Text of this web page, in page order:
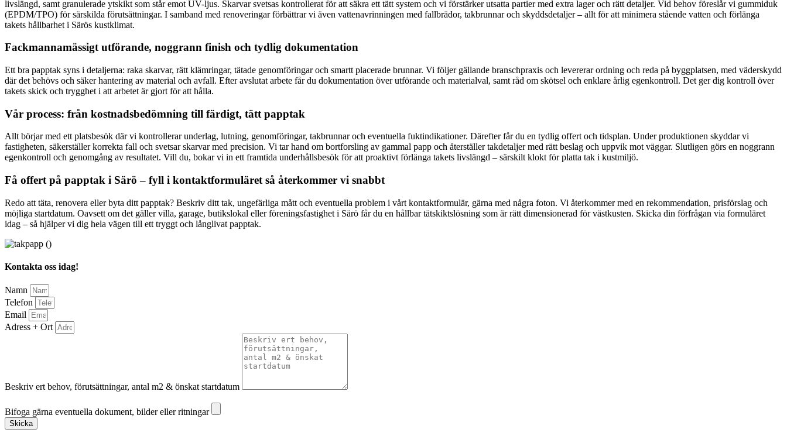
livslängd, samt granulerade ytskikt som står emot UV-ljus. Skarvar svetsas kontrollerat för att säkra ett tätt system och vi förstärker utsatta partier med extra lager och rätt detaljer. Vid behov föreslår vi gummiduk
(EPDM/TPO) för särskilda förutsättningar. I samband med renoveringar förbättrar vi även vattenavrinningen med fallbrädor, takbrunnar och skyddsdetaljer – allt för att minimera stående vatten och förlänga
takets hållbarhet i Särös kustklimat.
Fackmannamässigt utförande, noggrann finish och tydlig dokumentation
Ett bra papptak syns i detaljerna: raka skarvar, rätt klämringar, tätade genomföringar och smartt placerade brunnar. Vi följer gällande branschpraxis och levererar ordning och reda på byggplatsen, med väderskydd
där det behövs och säker hantering av material och avfall. Efter avslutat arbete får du dokumentation över utförande och materialval, samt råd om skötsel och enklare årlig egenkontroll. Det ger dig kontroll över
takets skick och trygghet i att arbetet är gjort för att hålla.
Vår process: från kostnadsbedömning till färdigt, tätt papptak
Allt börjar med ett platsbesök där vi kontrollerar underlag, lutning, genomföringar, takbrunnar och eventuella fuktindikationer. Därefter får du en tydlig offert och tidsplan. Under produktionen skyddar vi
fastigheten, säkerställer korrekta fall och svetsar skarvar med precision. Vi tar hand om bortforsling av gammal papp och återställer takdetaljer med rätt beslag och uppvik mot väggar. Slutligen görs en noggrann
egenkontroll och genomgång av resultatet. Vill du, bokar vi in ett framtida underhållsbesök för att proaktivt förlänga takets livslängd – särskilt klokt för platta tak i kustmiljö.
Få offert på papptak i Särö – fyll i kontaktformuläret så återkommer vi snabbt
Redo att täta, renovera eller byta ditt papptak? Beskriv ditt tak, ungefärliga mått och eventuella problem i vårt kontaktformulär, gärna med några foton. Vi återkommer med en rekommendation, prisförslag och
möjliga startdatum. Oavsett om det gäller villa, garage, butikslokal eller föreningsfastighet i Särö får du en hållbar tätskiktslösning som är rätt dimensionerad för västkusten. Skicka din förfrågan via formuläret
idag – så hjälper vi dig hela vägen till ett tryggt och långlivat papptak.
Kontakta oss idag!
Namn
Telefon
Email
Adress + Ort
Beskriv ert behov, förutsättningar, antal m2 & önskat startdatum
Bifoga gärna eventuella dokument, bilder eller ritningar
Skicka